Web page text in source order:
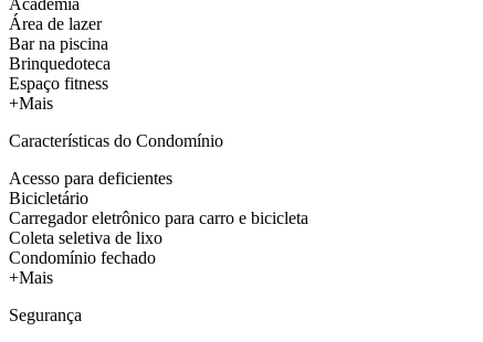
Academia
Área de lazer
Bar na piscina
Brinquedoteca
Espaço fitness
+Mais
Características do Condomínio
Acesso para deficientes
Bicicletário
Carregador eletrônico para carro e bicicleta
Coleta seletiva de lixo
Condomínio fechado
+Mais
Segurança